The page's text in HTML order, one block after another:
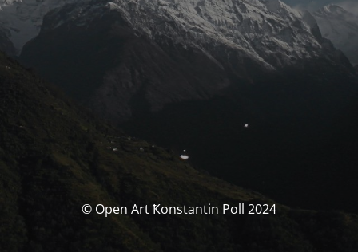
© Open Art Ҟonstantin Poll 2024